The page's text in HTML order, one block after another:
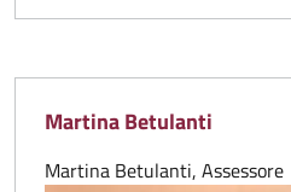
Martina Betulanti
Martina Betulanti, Assessore